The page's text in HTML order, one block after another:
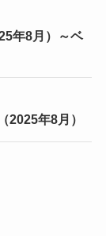
年8月）～ベ
2025年8月）